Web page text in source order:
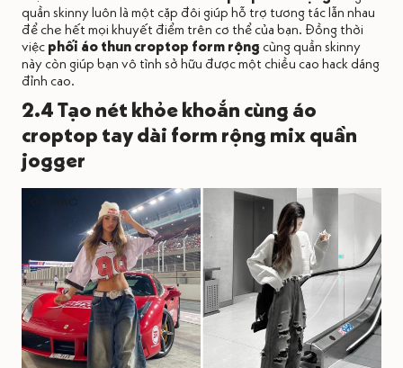
quần skinny luôn là một cặp đôi giúp hỗ trợ tương tác lẫn nhau
để che hết mọi khuyết điểm trên cơ thể của bạn. Đồng thời
việc phối áo thun croptop form rộng cùng quần skinny
này còn giúp bạn vô tình sở hữu được một chiều cao hack dáng
đỉnh cao.
2.4 Tạo nét khỏe khoắn cùng áo
croptop tay dài form rộng mix quần
jogger